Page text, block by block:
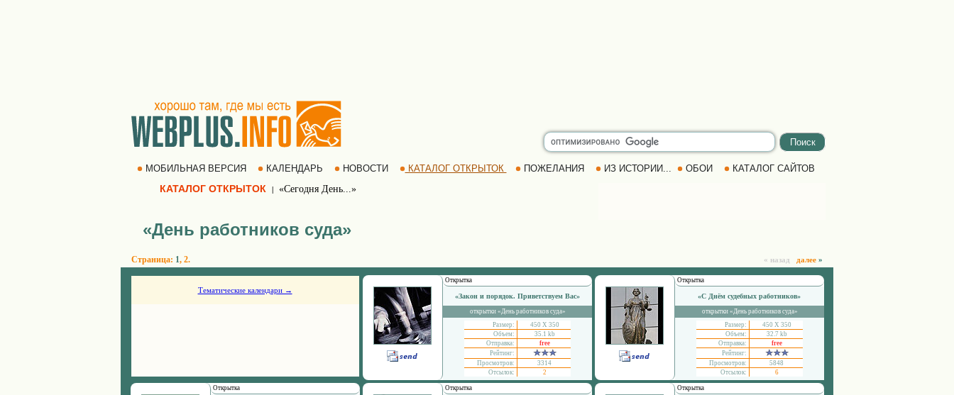
МОБИЛЬНАЯ ВЕРСИЯ КАЛЕНДАРЬ НОВОСТИ КАТАЛОГ ОТКРЫТОК ПОЖЕЛАНИЯ ИЗ ИСТОРИИ... ОБОИ КАТАЛОГ САЙТОВ
КАТАЛОГ ОТКРЫТОК | «Сегодня День...»
«День работников суда»
Страница: 1, 2. « назад далее »
Тематические календари →
Открытка
«Закон и порядок. Приветствуем Вас»
открытки «День работников суда»
Размер:
450 Х 350
Объем:
35.1 kb
Отправка:
free
Рейтинг:
Просмотров:
3314
Отсылок:
2
Открытка
«С Днём судебных работников»
открытки «День работников суда»
Размер:
450 Х 350
Объем:
32.7 kb
Отправка:
free
Рейтинг:
Просмотров:
5848
Отсылок:
6
Открытка Открытка Открытка